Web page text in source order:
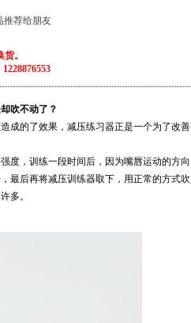
推荐给朋友
。
吹不动了？
成的了效果，减压练习器正是一个为了改善
度，训练一段时间后，因为嘴唇运动的方向
最后再将减压训练器取下，用正常的方式吹
多。